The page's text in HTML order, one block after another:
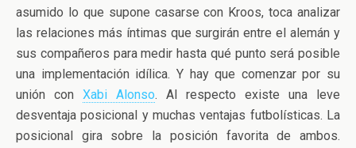
asumido lo que supone casarse con Kroos, toca analizar
las relaciones más íntimas que surgirán entre el alemán y
sus compañeros para medir hasta qué punto será posible
una implementación idílica. Y hay que comenzar por su
unión con Xabi Alonso. Al respecto existe una leve
desventaja posicional y muchas ventajas futbolísticas. La
posicional gira sobre la posición favorita de ambos.